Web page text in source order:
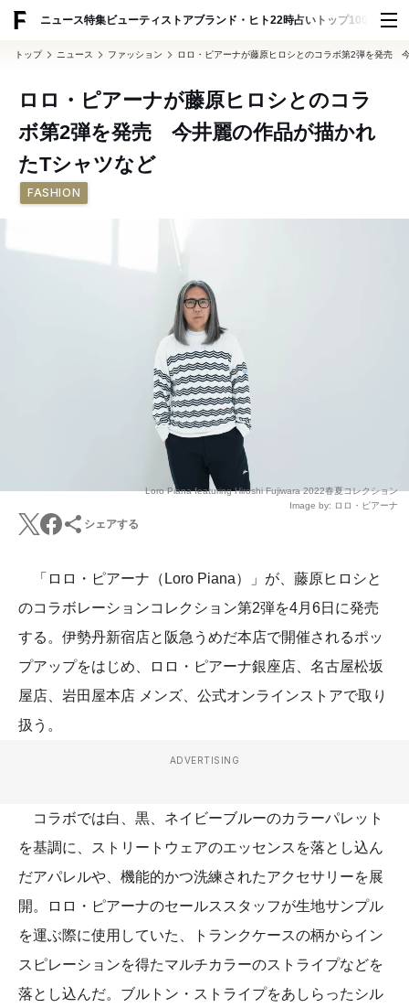
ニュース特集ビューティ ストアブランド・ヒト22時占い トップ100 スナッ
トップ ニュース ファッション ロロ・ピアーナが藤原ヒロシとのコラボ第2弾を発売
ロロ・ピアーナが藤原ヒロシとのコラ
ボ第2弾を発売 今井麗の作品が描かれ
たTシャツなど
FASHION
Loro Piana featuring Hiroshi Fujiwara 2022春夏コレクション
Image by: ロロ・ピアーナ
シェアする
「ロロ・ピアーナ（Loro Piana）」が、藤原ヒロシと
のコラボレーションコレクション第2弾を4月6日に発売
する。伊勢丹新宿店と阪急うめだ本店で開催されるポッ
プアップをはじめ、ロロ・ピアーナ銀座店、名古屋松坂
屋店、岩田屋本店 メンズ、公式オンラインストアで取り
扱う。
ADVERTISING
コラボでは白、黒、ネイビーブルーのカラーパレット
を基調に、ストリートウェアのエッセンスを落とし込ん
だアパレルや、機能的かつ洗練されたアクセサリーを展
開。ロロ・ピアーナのセールススタッフが生地サンプル
を運ぶ際に使用していた、トランクケースの柄からイン
スピレーションを得たマルチカラーのストライプなどを
落とし込んだ。ブルトン・ストライプをあしらったシル